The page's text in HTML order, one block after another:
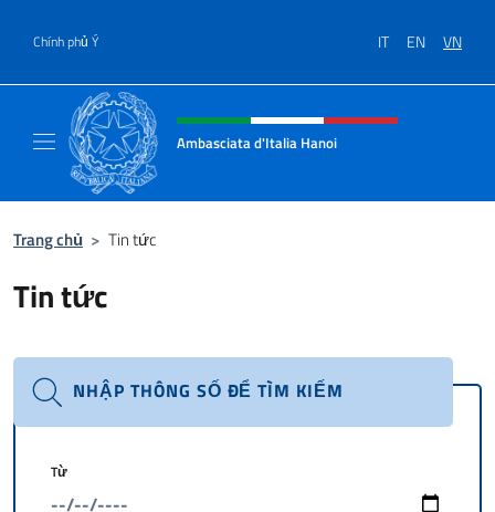
Chính phủ Ý IT EN VN
Header, social and menu of site
Ambasciata d'Italia Hanoi
Trang chủ > Tin tức
Tin tức
NHẬP THÔNG SỐ ĐỂ TÌM KIẾM
Từ